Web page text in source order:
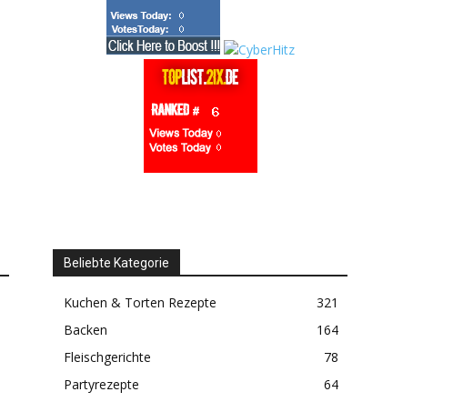
Beliebte Kategorie
Kuchen & Torten Rezepte
321
Backen
164
Fleischgerichte
78
Partyrezepte
64